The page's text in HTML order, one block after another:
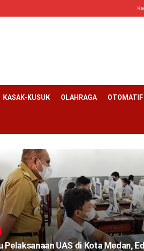
KASAK-KUSUK OLAHRAGA OTOMATIF
Pelaksanaan UAS di Kota Medan,